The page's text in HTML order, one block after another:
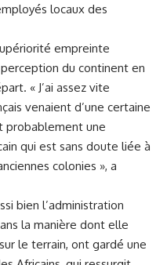
locaux des
empreinte
perception du continent en
« J’ai assez vite
venaient d’une certaine
probablement une
qui est sans doute liée à
colonies », a
bien l’administration
la manière dont elle
le terrain, ont gardé une